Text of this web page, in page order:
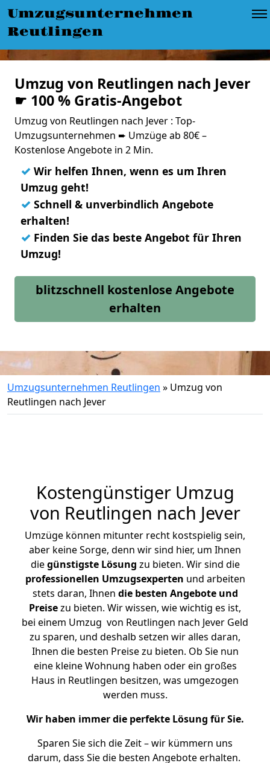
Umzugsunternehmen
Reutlingen
Umzug von Reutlingen nach Jever
☛ 100 % Gratis-Angebot
Umzug von Reutlingen nach Jever : Top-
Umzugsunternehmen ➨ Umzüge ab 80€ –
Kostenlose Angebote in 2 Min.
✓ Wir helfen Ihnen, wenn es um Ihren
Umzug geht!
✓ Schnell & unverbindlich Angebote
erhalten!
✓ Finden Sie das beste Angebot für Ihren
Umzug!
blitzschnell kostenlose Angebote
erhalten
Umzugsunternehmen Reutlingen » Umzug von
Reutlingen nach Jever
Kostengünstiger Umzug
von Reutlingen nach Jever
Umzüge können mitunter recht kostspielig sein,
aber keine Sorge, denn wir sind hier, um Ihnen
diegünstigste Lösung zu bieten. Wir sind die
professionellen Umzugsexperten und arbeiten
stets daran, Ihnen die besten Angebote und
Preisezu bieten. Wir wissen, wie wichtig es ist,
bei einem Umzug von Reutlingen nach Jever Geld
zu sparen, und deshalb setzen wir alles daran,
Ihnen die besten Preise zu bieten. Ob Sie nun
eine kleine Wohnung haben oder ein großes
Haus in Reutlingen besitzen, was umgezogen
werden muss.
Wir haben immer die perfekte Lösung für Sie.
Sparen Sie sich die Zeit – wir kümmern uns
darum, dass Sie die besten Angebote erhalten.